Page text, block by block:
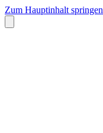
Zum Hauptinhalt springen